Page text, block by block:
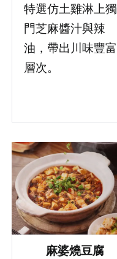
特選仿土雞淋上獨
門芝麻醬汁與辣
油，帶出川味豐富
層次。
麻婆燒豆腐